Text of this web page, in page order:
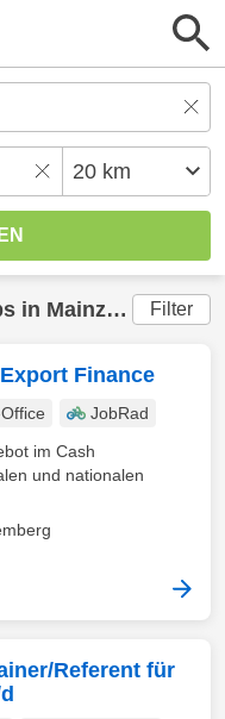
in Mainz(20 km)
Filter
Finance
JobRad
im Cash
und nationalen
Referent für